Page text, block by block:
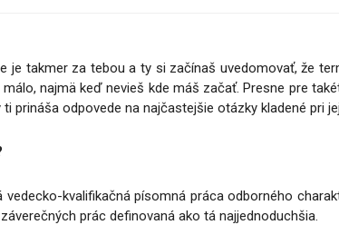
je takmer za tebou a ty si začínaš uvedomovať, že
najmä keď nevieš kde máš začať. Presne pre
ti prináša odpovede na najčastejšie otázky kladené pri
kvalifikačná písomná práca odborného
prác definovaná ako tá najjednoduchšia.